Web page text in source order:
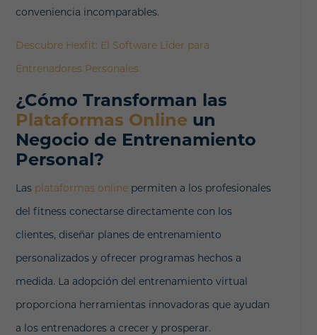
conveniencia incomparables.
Descubre Hexfit: El Software Líder para
Entrenadores Personales
¿Cómo Transforman las
Plataformas Online un
Negocio de Entrenamiento
Personal?
Las plataformas online permiten a los profesionales
del fitness conectarse directamente con los
clientes, diseñar planes de entrenamiento
personalizados y ofrecer programas hechos a
medida. La adopción del entrenamiento virtual
proporciona herramientas innovadoras que ayudan
a los entrenadores a crecer y prosperar.